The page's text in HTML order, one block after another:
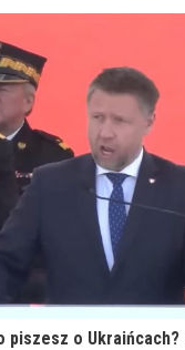
o Ukraińcach?